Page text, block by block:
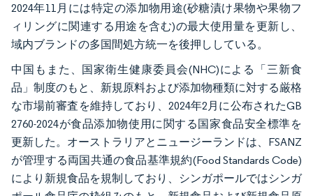
2024年11月には特定の添加物用途(砂糖漬け果物や果物フ
ィリングに関連する用途を含む)の最大使用量を更新し、
域内ブランドの多国間処方統一を後押ししている。
中国もまた、国家衛生健康委員会(NHC)による「三新食
品」制度のもと、新規原料および添加物種類に対する厳格
な市場前審査を維持しており、2024年2月に公布されたGB
2760-2024が食品添加物使用に関する国家食品安全標準を
更新した。オーストラリアとニュージーランドは、FSANZ
が管理する両国共通の食品基準規約(Food Standards Code)
により新規食品を規制しており、シンガポールではシンガ